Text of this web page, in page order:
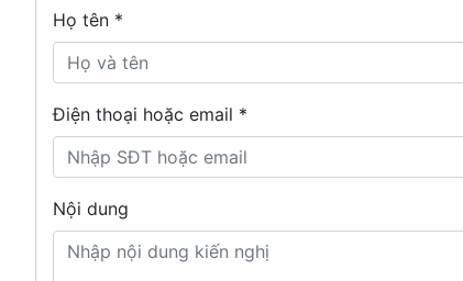
Họ tên *
Điện thoại hoặc email *
Nội dung